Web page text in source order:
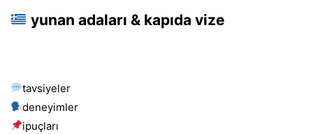
yunan adaları & kapıda vize
tavsiyeler
deneyimler
i̇puçları